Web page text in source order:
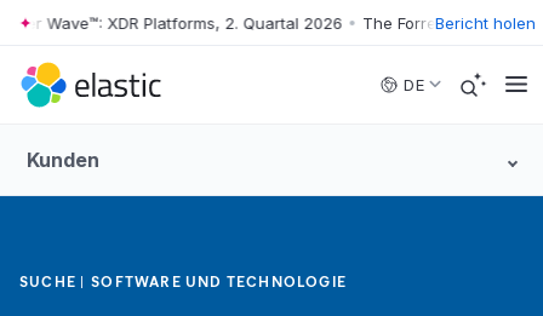
Skip to main content
Wave™: XDR Platforms, 2. Quartal 2026 • The Forrester Wave™:
Bericht holen
DE
Kunden
SUCHE SOFTWARE UND TECHNOLOGIE